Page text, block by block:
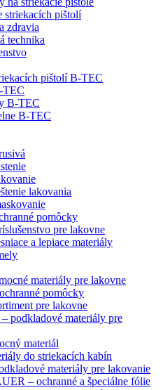
striekacích pištolí
zdravia
technika
pištolí B-TEC
TEC
B-TEC
B-TEC
lakovania
pomôcky
pre lakovne
a lepiace materiály
materiály pre lakovne
pomôcky
pre lakovne
podkladové materiály pre
materiál
do striekacích kabín
materiály pre lakovanie
– ochranné a špeciálne fólie